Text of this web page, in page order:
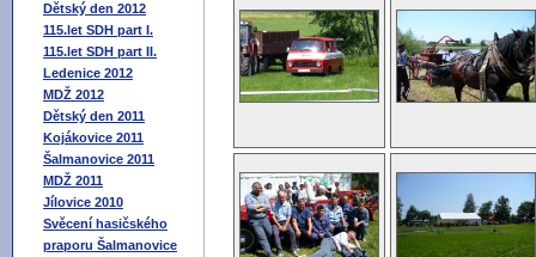
Dětský den 2012
115.let SDH part I.
115.let SDH part II.
Ledenice 2012
MDŽ 2012
Dětský den 2011
Kojákovice 2011
Šalmanovice 2011
MDŽ 2011
Jílovice 2010
Svěcení hasičského
praporu Šalmanovice